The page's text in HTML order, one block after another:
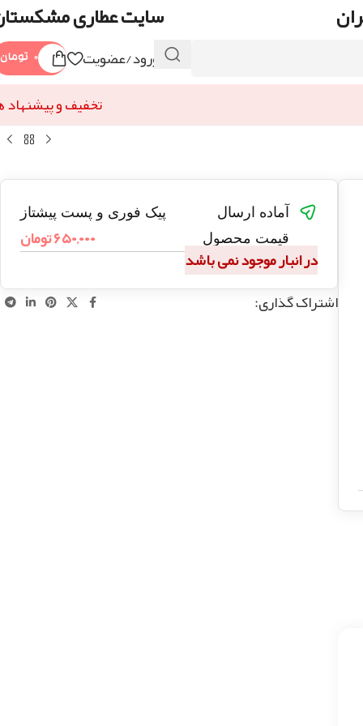
سایت عطاری
ورود/عضویت ۰ تومان
تخفیف و پیشنهاد
آماده ارسال
پیک فوری و پست پیشتاز
قیمت محصول
۶۵۰,۰۰۰تومان
در انبار موجود نمی باشد
اشتراک گذاری: